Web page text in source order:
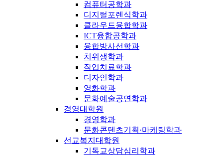
컴퓨터공학과
디지털포렌식학과
클라우드융합학과
ICT융합공학과
융합방사선학과
치위생학과
작업치료학과
디자인학과
영화학과
문화예술공연학과
경영대학원
경영학과
문화콘텐츠기획·마케팅학과
선교복지대학원
기독교상담심리학과